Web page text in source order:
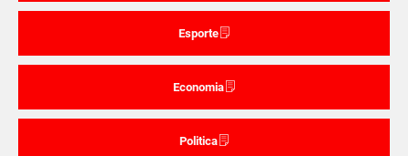
Esporte
Economia
Politica